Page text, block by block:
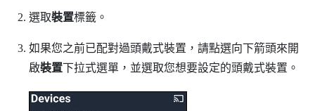
選取裝置標籤。
如果您之前已配對過頭戴式裝置，請點選向下箭頭來開
啟裝置下拉式選單，並選取您想要設定的頭戴式裝置。